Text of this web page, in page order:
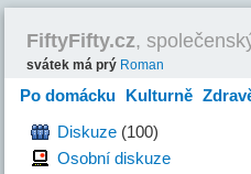
FiftyFifty.cz,
svátek má prý Roman
Po domácku Kulturně
HravěDiskuze (100)
Osobní diskuze